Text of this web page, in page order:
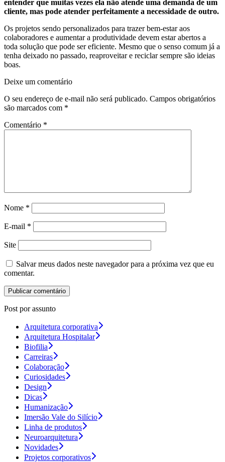
entender que muitas vezes ela não atende uma demanda de um
cliente, mas pode atender perfeitamente a necessidade de outro.
Os projetos sendo personalizados para trazer bem-estar aos
colaboradores e aumentar a produtividade devem estar abertos a
toda solução que pode ser eficiente. Mesmo que o senso comum já a
tenha deixado no passado, reaproveitar e reciclar sempre são ideias
boas.
Deixe um comentário
O seu endereço de e-mail não será publicado. Campos obrigatórios
são marcados com *
Comentário *
Nome *
E-mail *
Site
Salvar meus dados neste navegador para a próxima vez que eu
comentar.
Post por assunto
Arquitetura corporativa
Arquitetura Hospitalar
Biofilia
Carreiras
Colaboração
Curiosidades
Design
Dicas
Humanização
Imersão Vale do Silício
Linha de produtos
Neuroarquitetura
Novidades
Projetos corporativos